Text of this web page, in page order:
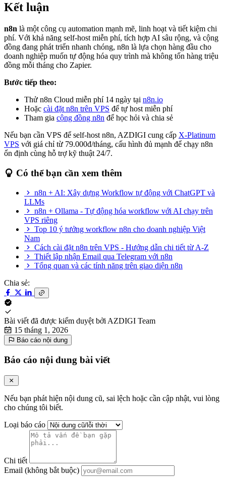
Kết luận
n8n là một công cụ automation mạnh mẽ, linh hoạt và tiết kiệm chi
phí. Với khả năng self-host miễn phí, tích hợp AI sâu rộng, và cộng
đồng đang phát triển nhanh chóng, n8n là lựa chọn hàng đầu cho
doanh nghiệp muốn tự động hóa quy trình mà không tốn hàng triệu
đồng mỗi tháng cho Zapier.
Bước tiếp theo:
Thử n8n Cloud miễn phí 14 ngày tại n8n.io
Hoặc cài đặt n8n trên VPS để tự host miễn phí
Tham gia cộng đồng n8n để học hỏi và chia sẻ
Nếu bạn cần VPS để self-host n8n, AZDIGI cung cấp X-Platinum
VPS với giá chỉ từ 79.000đ/tháng, cấu hình đủ mạnh để chạy n8n
ổn định cùng hỗ trợ kỹ thuật 24/7.
Có thể bạn cần xem thêm
n8n + AI: Xây dựng Workflow tự động với ChatGPT và
LLMs
n8n + Ollama - Tự động hóa workflow với AI chạy trên
VPS riêng
Top 10 ý tưởng workflow n8n cho doanh nghiệp Việt
Nam
Cách cài đặt n8n trên VPS - Hướng dẫn chi tiết từ A-Z
Thiết lập nhận Email qua Telegram với n8n
Tổng quan và các tính năng trên giao diện n8n
Chia sẻ:
Bài viết đã được kiểm duyệt bởi AZDIGI Team
15 tháng 1, 2026
Báo cáo nội dung
Báo cáo nội dung bài viết
Nếu bạn phát hiện nội dung cũ, sai lệch hoặc cần cập nhật, vui lòng
cho chúng tôi biết.
Loại báo cáo
Chi tiết
Email (không bắt buộc)